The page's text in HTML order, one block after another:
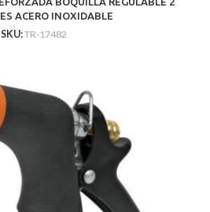
ACERO INOXIDABLE
SKU:TR-17482